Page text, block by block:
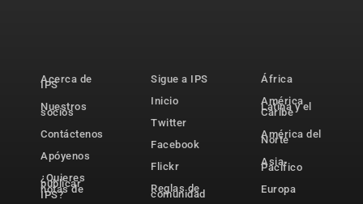
Acerca de
IPS
Nuestros
socios
Contáctenos
Apóyenos
¿Quieres
publicar
notas de
IPS?
Sigue a IPS
Inicio
Twitter
Facebook
Flickr
Reglas de
comunidad
África
América
Latina y el
Caribe
América del
Norte
Asia-
Pacífico
Europa